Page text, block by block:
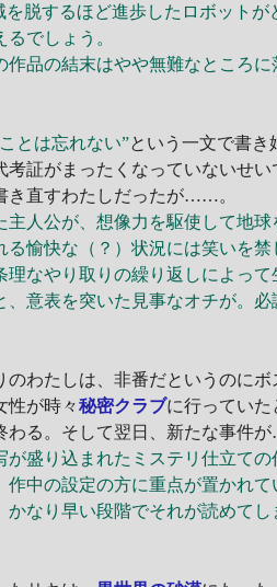
を脱するほど進歩したロボット
でしょう。
品の結末はやや無難なところに
とは忘れない”という一文で書
考証がまったくなっていないせ
き直すわたしだったが……。
人公が、想像力を駆使して地
る愉快な（？）状況には笑いを
理なやり取りの繰り返しによっ
意表を突いた見事なオチが。必
わたしは、非番だというのに
性が時々秘密クラブに行っていた
わる。そして翌日、新たな事件
盛り込まれたミステリ仕立て
中の設定の方に重点が置かれて
なり早い段階でそれが読めてし